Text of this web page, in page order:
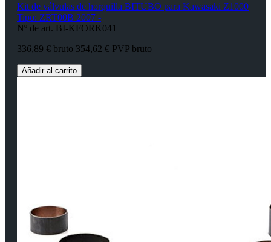
Kit de válvulas de horquilla BITUBO para Kawasaki Z1000
Tipo: ZRT00B 2007 -
Nº de art. BI-KFORK041
336,89 € bruto 354,62 € PVP bruto
Añadir al carrito